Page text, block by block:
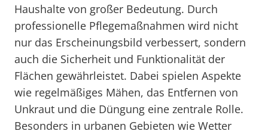
Haushalte von großer Bedeutung. Durch
professionelle Pflegemaßnahmen wird nicht
nur das Erscheinungsbild verbessert, sondern
auch die Sicherheit und Funktionalität der
Flächen gewährleistet. Dabei spielen Aspekte
wie regelmäßiges Mähen, das Entfernen von
Unkraut und die Düngung eine zentrale Rolle.
Besonders in urbanen Gebieten wie Wetter